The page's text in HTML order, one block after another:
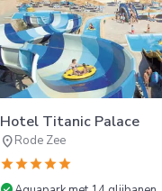
Hotel Titanic Palace
location_onRode Zee
starstarstarstarstar